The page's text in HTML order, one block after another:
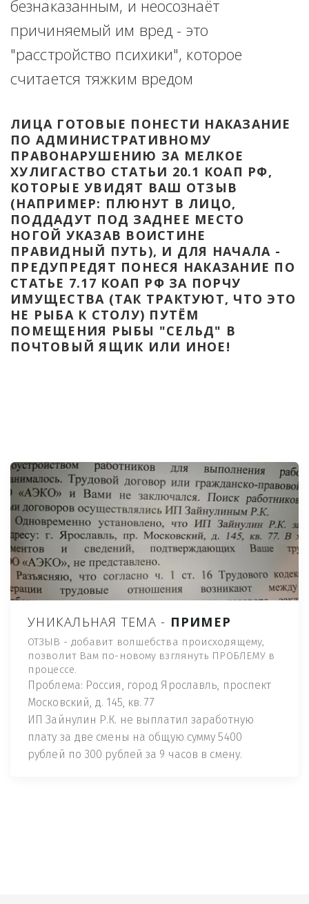
безнаказанным, и неосознаёт
причиняемый им вред - это
"расстройство психики", которое
считается тяжким вредом
ЛИЦА ГОТОВЫЕ ПОНЕСТИ НАКАЗАНИЕ
ПО АДМИНИСТРАТИВНОМУ
ПРАВОНАРУШЕНИЮ ЗА МЕЛКОЕ
ХУЛИГАСТВО СТАТЬИ 20.1 КОАП РФ,
КОТОРЫЕ УВИДЯТ ВАШ ОТЗЫВ
(НАПРИМЕР: ПЛЮНУТ В ЛИЦО,
ПОДДАДУТ ПОД ЗАДНЕЕ МЕСТО
НОГОЙ УКАЗАВ ВОИСТИНЕ
ПРАВИДНЫЙ ПУТЬ), И ДЛЯ НАЧАЛА -
ПРЕДУПРЕДЯТ ПОНЕСЯ НАКАЗАНИЕ ПО
СТАТЬЕ 7.17 КОАП РФ ЗА ПОРЧУ
ИМУЩЕСТВА (ТАК ТРАКТУЮТ, ЧТО ЭТО
НЕ РЫБА К СТОЛУ) ПУТЁМ
ПОМЕЩЕНИЯ РЫБЫ "СЕЛЬД" В
ПОЧТОВЫЙ ЯЩИК ИЛИ ИНОЕ!
УНИКАЛЬНАЯ ТЕМА - ПРИМЕР
ОТЗЫВ - добавит волшебства происходящему,
позволит Вам по-новому взглянуть ПРОБЛЕМУ в
процессе.
Проблема: Россия, город Ярославль, проспект
Московский, д. 145, кв. 77
ИП Зайнулин Р.К. не выплатил заработную
плату за две смены на общую сумму 5400
рублей по 300 рублей за 9 часов в смену.